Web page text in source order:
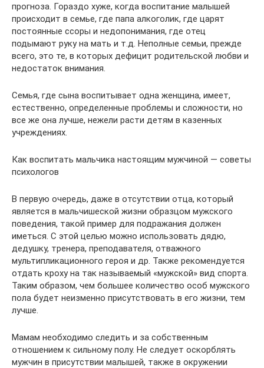
прогноза. Гораздо хуже, когда воспитание малышей
происходит в семье, где папа алкоголик, где царят
постоянные ссоры и недопонимания, где отец
подымают руку на мать и т.д. Неполные семьи, прежде
всего, это те, в которых дефицит родительской любви и
недостаток внимания.
Семья, где сына воспитывает одна женщина, имеет,
естественно, определенные проблемы и сложности, но
все же она лучше, нежели расти детям в казенных
учреждениях.
Как воспитать мальчика настоящим мужчиной — советы
психологов
В первую очередь, даже в отсутствии отца, который
является в мальчишеской жизни образцом мужского
поведения, такой пример для подражания должен
иметься. С этой целью можно использовать дядю,
дедушку, тренера, преподавателя, отважного
мультипликационного героя и др. Также рекомендуется
отдать кроху на так называемый «мужской» вид спорта.
Таким образом, чем большее количество особ мужского
пола будет неизменно присутствовать в его жизни, тем
лучше.
Мамам необходимо следить и за собственным
отношением к сильному полу. Не следует оскорблять
мужчин в присутствии малышей, также в окружении